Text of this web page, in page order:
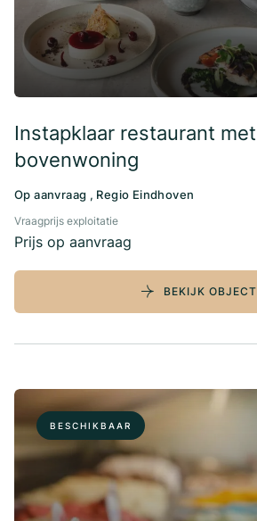
Instapklaar restaurant met
bovenwoning
Op aanvraag , Regio Eindhoven
Vraagprijs exploitatie
Prijs op aanvraag
BEKIJK OBJECT
BESCHIKBAAR